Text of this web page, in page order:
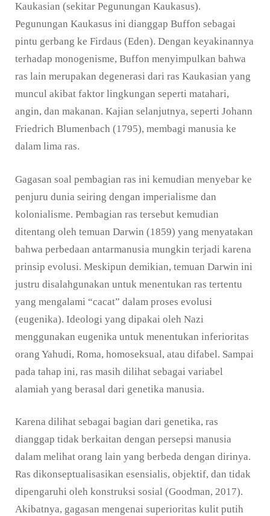
Kaukasian (sekitar Pegunungan Kaukasus).
Pegunungan Kaukasus ini dianggap Buffon sebagai
pintu gerbang ke Firdaus (Eden). Dengan keyakinannya
terhadap monogenisme, Buffon menyimpulkan bahwa
ras lain merupakan degenerasi dari ras Kaukasian yang
muncul akibat faktor lingkungan seperti matahari,
angin, dan makanan. Kajian selanjutnya, seperti Johann
Friedrich Blumenbach (1795), membagi manusia ke
dalam lima ras.
Gagasan soal pembagian ras ini kemudian menyebar ke
penjuru dunia seiring dengan imperialisme dan
kolonialisme. Pembagian ras tersebut kemudian
ditentang oleh temuan Darwin (1859) yang menyatakan
bahwa perbedaan antarmanusia mungkin terjadi karena
prinsip evolusi. Meskipun demikian, temuan Darwin ini
justru disalahgunakan untuk menentukan ras tertentu
yang mengalami “cacat” dalam proses evolusi
(eugenika). Ideologi yang dipakai oleh Nazi
menggunakan eugenika untuk menentukan inferioritas
orang Yahudi, Roma, homoseksual, atau difabel. Sampai
pada tahap ini, ras masih dilihat sebagai variabel
alamiah yang berasal dari genetika manusia.
Karena dilihat sebagai bagian dari genetika, ras
dianggap tidak berkaitan dengan persepsi manusia
dalam melihat orang lain yang berbeda dengan dirinya.
Ras dikonseptualisasikan esensialis, objektif, dan tidak
dipengaruhi oleh konstruksi sosial (Goodman, 2017).
Akibatnya, gagasan mengenai superioritas kulit putih